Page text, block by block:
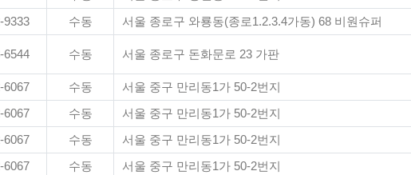
9333 수동 서울 종로구 와룡동(종로1.2.3.4가동) 68 비원슈퍼
6544 수동 서울 종로구 돈화문로 23 가판
6067 수동 서울 중구 만리동1가 50-2번지
6067 수동 서울 중구 만리동1가 50-2번지
6067 수동 서울 중구 만리동1가 50-2번지
6067 수동 서울 중구 만리동1가 50-2번지